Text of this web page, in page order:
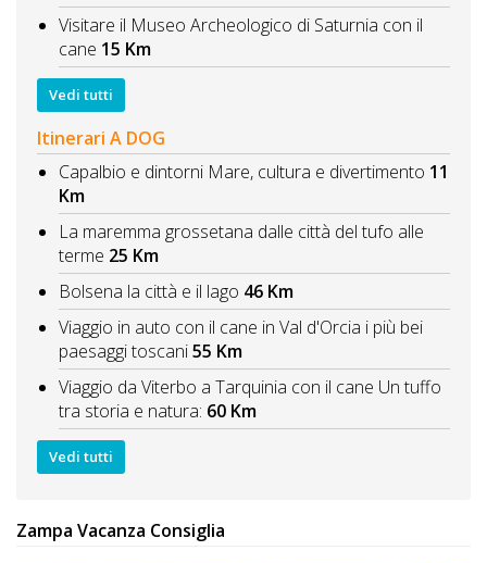
Visitare il Museo Archeologico di Saturnia con il
cane 15 Km
Vedi tutti
Itinerari A DOG
Capalbio e dintorni Mare, cultura e divertimento 11
Km
La maremma grossetana dalle città del tufo alle
terme 25 Km
Bolsena la città e il lago 46 Km
Viaggio in auto con il cane in Val d'Orcia i più bei
paesaggi toscani55 Km
Viaggio da Viterbo a Tarquinia con il cane Un tuffo
tra storia e natura: 60 Km
Vedi tutti
Zampa Vacanza Consiglia